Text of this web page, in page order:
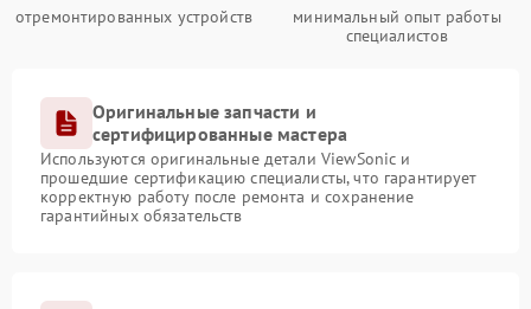
отремонтированных устройств
минимальный опыт работы
специалистов
Оригинальные запчасти и
сертифицированные мастера
Используются оригинальные детали ViewSonic и
прошедшие сертификацию специалисты, что гарантирует
корректную работу после ремонта и сохранение
гарантийных обязательств